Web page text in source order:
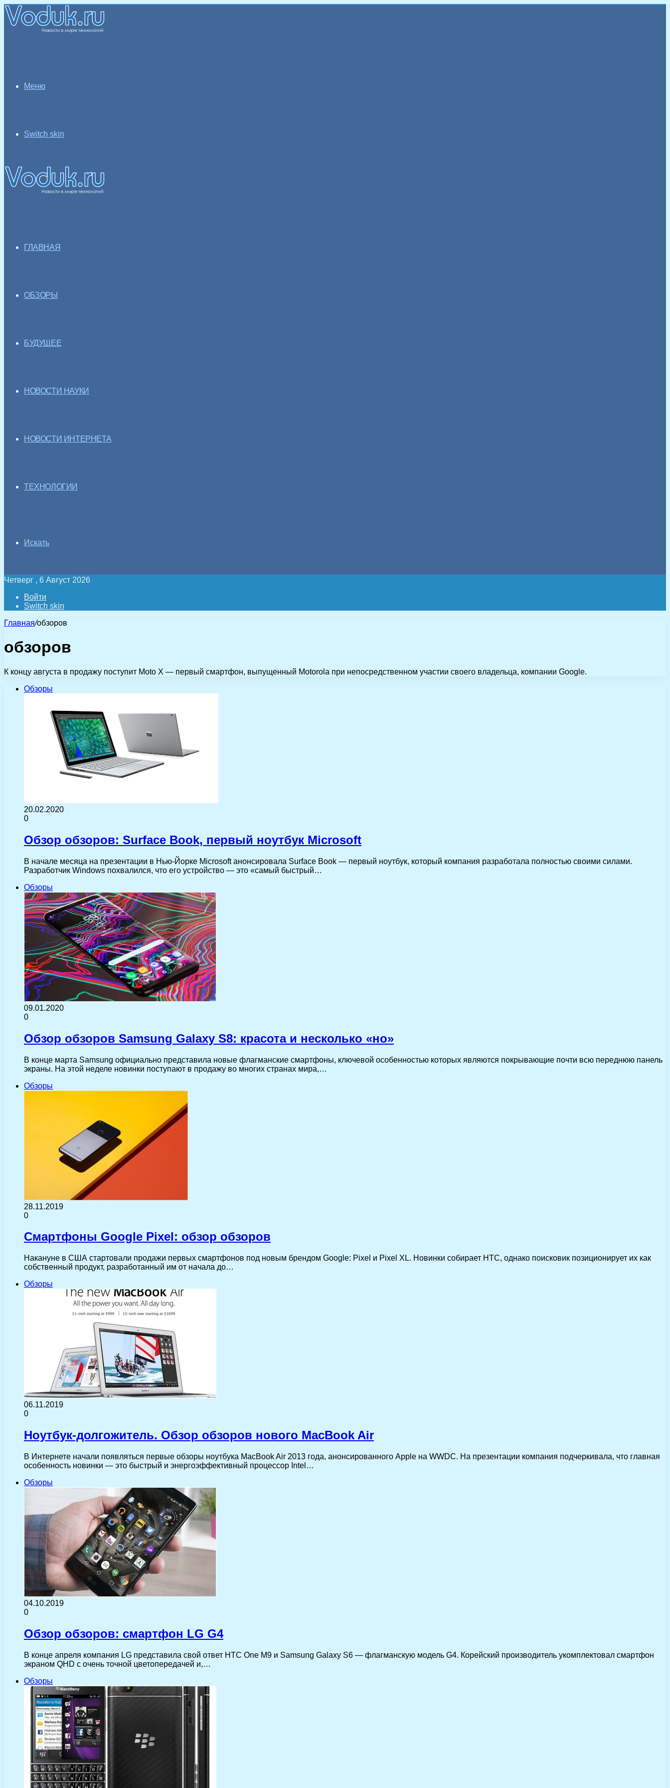
Меню
Switch skin
ГЛАВНАЯ
ОБЗОРЫ
БУДУЩЕЕ
НОВОСТИ НАУКИ
НОВОСТИ ИНТЕРНЕТА
ТЕХНОЛОГИИ
Искать
Четверг , 6 Август 2026
Войти
Switch skin
Главная/обзоров
обзоров
К концу августа в продажу поступит Moto X — первый смартфон, выпущенный Motorola при непосредственном участии своего владельца, компании Google.
Обзоры
20.02.2020
0
Обзор обзоров: Surface Book, первый ноутбук Microsoft
В начале месяца на презентации в Нью-Йорке Microsoft анонсировала Surface Book — первый ноутбук, который компания разработала полностью своими силами.
Разработчик Windows похвалился, что его устройство — это «самый быстрый…
Обзоры
09.01.2020
0
Обзор обзоров Samsung Galaxy S8: красота и несколько «но»
В конце марта Samsung официально представила новые флагманские смартфоны, ключевой особенностью которых являются покрывающие почти всю переднюю панель
экраны. На этой неделе новинки поступают в продажу во многих странах мира,…
Обзоры
28.11.2019
0
Смартфоны Google Pixel: обзор обзоров
Накануне в США стартовали продажи первых смартфонов под новым брендом Google: Pixel и Pixel XL. Новинки собирает HTC, однако поисковик позиционирует их как
собственный продукт, разработанный им от начала до…
Обзоры
06.11.2019
0
Ноутбук-долгожитель. Обзор обзоров нового MacBook Air
В Интернете начали появляться первые обзоры ноутбука MacBook Air 2013 года, анонсированного Apple на WWDC. На презентации компания подчеркивала, что главная
особенность новинки — это быстрый и энергоэффективный процессор Intel…
Обзоры
04.10.2019
0
Обзор обзоров: смартфон LG G4
В конце апреля компания LG представила свой ответ HTC One M9 и Samsung Galaxy S6 — флагманскую модель G4. Корейский производитель укомплектовал смартфон
экраном QHD с очень точной цветопередачей и,…
Обзоры